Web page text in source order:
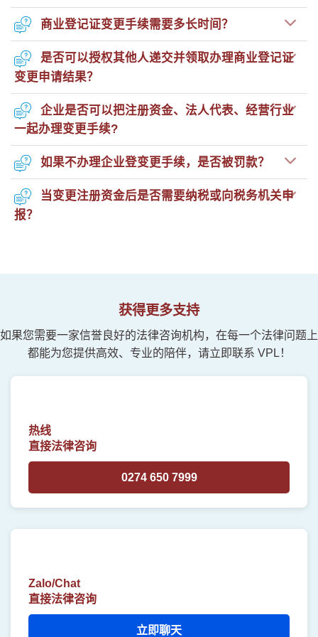
商业登记证变更手续需要多长时间？
是否可以授权其他人递交并领取办理商业登记证
变更申请结果？
企业是否可以把注册资金、法人代表、经营行业
一起办理变更手续?
如果不办理企业登变更手续，是否被罚款？
当变更注册资金后是否需要纳税或向税务机关申
报？
获得更多支持
如果您需要一家信誉良好的法律咨询机构，在每一个法律问题上
都能为您提供高效、专业的陪伴，请立即联系 VPL！
热线
直接法律咨询
0274 650 7999
Zalo/Chat
直接法律咨询
立即聊天